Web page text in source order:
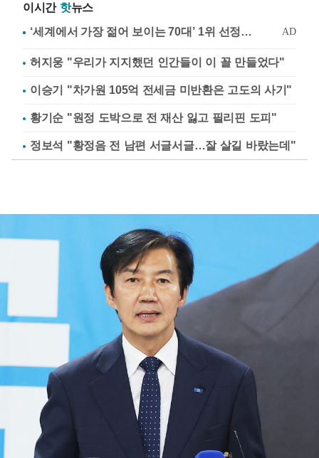
이시간 핫뉴스
허지웅 "우리가 지지했던 인간들이 이 꼴 만들었다"
이승기 "차가원 105억 전세금 미반환은 고도의 사기"
황기순 "원정 도박으로 전 재산 잃고 필리핀 도피"
정보석 "황정음 전 남편 서글서글…잘 살길 바랐는데"